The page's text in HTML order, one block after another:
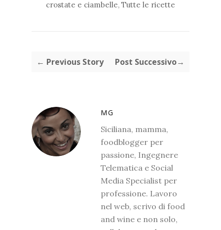
crostate e ciambelle, Tutte le ricette
← Previous Story Post Successivo→
MG
Siciliana, mamma,
foodblogger per
passione, Ingegnere
Telematica e Social
Media Specialist per
professione. Lavoro
nel web, scrivo di food
and wine e non solo,